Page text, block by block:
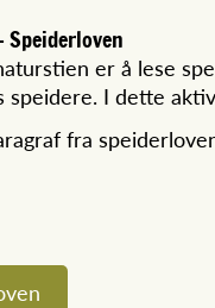
Speiderloven
er å lese
speidere. I dette
fra